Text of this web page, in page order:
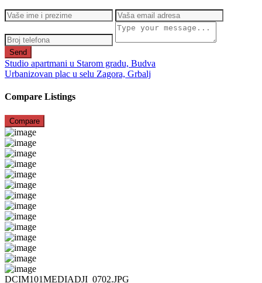
Send
Studio apartmani u Starom gradu, Budva
Urbanizovan plac u selu Zagora, Grbalj
Compare Listings
Compare
DCIM101MEDIADJI_0702.JPG